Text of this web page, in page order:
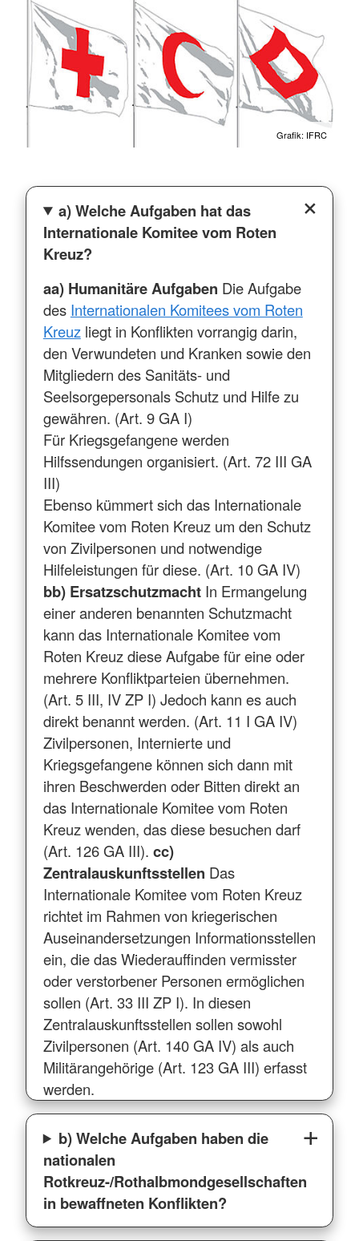
Grafik: IFRC
a) Welche Aufgaben hat das
Internationale Komitee vom Roten
Kreuz?
aa) Humanitäre Aufgaben Die Aufgabe
des Internationalen Komitees vom Roten
Kreuzliegt in Konflikten vorrangig darin,
den Verwundeten und Kranken sowie den
Mitgliedern des Sanitäts- und
Seelsorgepersonals Schutz und Hilfe zu
gewähren. (Art. 9 GA I)
Für Kriegsgefangene werden
Hilfssendungen organisiert. (Art. 72 III GA
III)
Ebenso kümmert sich das Internationale
Komitee vom Roten Kreuz um den Schutz
von Zivilpersonen und notwendige
Hilfeleistungen für diese. (Art. 10 GA IV)
bb) ErsatzschutzmachtIn Ermangelung
einer anderen benannten Schutzmacht
kann das Internationale Komitee vom
Roten Kreuz diese Aufgabe für eine oder
mehrere Konfliktparteien übernehmen.
(Art. 5 III, IV ZP I) Jedoch kann es auch
direkt benannt werden. (Art. 11 I GA IV)
Zivilpersonen, Internierte und
Kriegsgefangene können sich dann mit
ihren Beschwerden oder Bitten direkt an
das Internationale Komitee vom Roten
Kreuz wenden, das diese besuchen darf
(Art. 126 GA III). cc)
Zentralauskunftsstellen Das
Internationale Komitee vom Roten Kreuz
richtet im Rahmen von kriegerischen
Auseinandersetzungen Informationsstellen
ein, die das Wiederauffinden vermisster
oder verstorbener Personen ermöglichen
sollen (Art. 33 III ZP I). In diesen
Zentralauskunftsstellen sollen sowohl
Zivilpersonen (Art. 140 GA IV) als auch
Militärangehörige (Art. 123 GA III) erfasst
werden.
b) Welche Aufgaben haben die
nationalen
Rotkreuz-/Rothalbmondgesellschaften
in bewaffneten Konflikten?